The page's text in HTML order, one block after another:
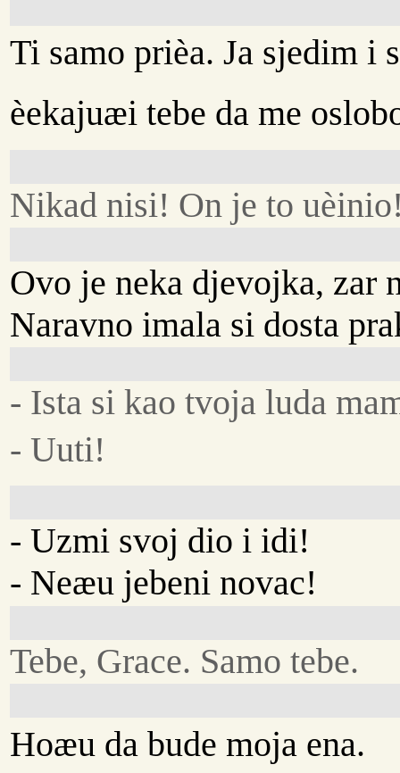
Ti samo prièa. Ja sjedim i
èekajuæi tebe da me
Nikad nisi! On je to
Ovo je neka djevojka, zar
Naravno imala si dosta
- Ista si kao tvoja luda
- Uuti!
- Uzmi svoj dio i idi!
- Neæu jebeni novac!
Tebe, Grace. Samo tebe.
Hoæu da bude moja ena.